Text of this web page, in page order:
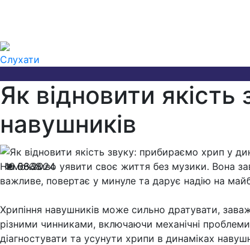
Слухати
Як відновити
навушників
19.06.2024
5838
Неможливо уявити своє життя без музики. Вона
важливе, повертає у минуле та дарує надію на
Хрипіння навушників може сильно дратувати,
різними чинниками, включаючи механічні
діагностувати та усунути хрипи в динаміках